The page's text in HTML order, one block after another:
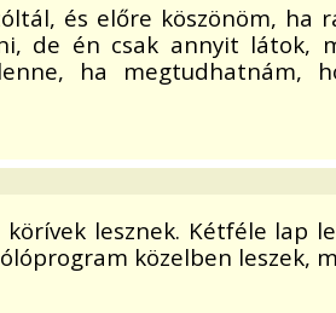
és előre köszönöm, ha
de én csak annyit
ha megtudhatnám,
lesznek. Kétféle lap
közelben leszek,